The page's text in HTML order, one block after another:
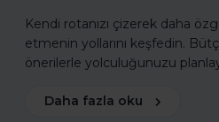
Kendi rotanızı çizerek daha
etmenin yollarını keşfedin.
önerilerle yolculuğunuzu
Daha fazla oku